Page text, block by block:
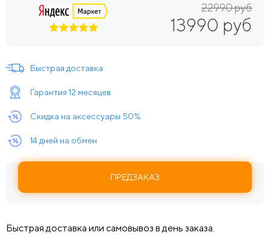
22990 руб
13990 руб
Быстрая доставка
Гарантия 12 месяцев
Скидка на аксессуары 50%
14 дней на обмен
ПРЕДЗАКАЗ
Быстрая доставка или самовывоз в день заказа.